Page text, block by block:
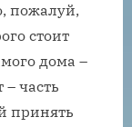
пожалуй,
стоит
дома –
часть
принять